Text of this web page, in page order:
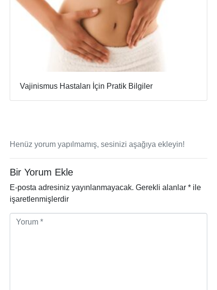
Vajinismus Hastaları İçin Pratik Bilgiler
Henüz yorum yapılmamış, sesinizi aşağıya ekleyin!
Bir Yorum Ekle
E-posta adresiniz yayınlanmayacak. Gerekli alanlar * ile
işaretlenmişlerdir